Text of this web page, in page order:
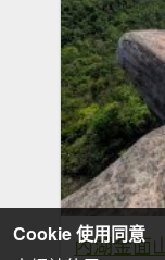
內湖金面
Cookie 使用同意